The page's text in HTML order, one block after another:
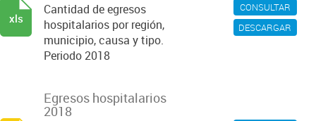
CONSULTAR
DESCARGAR
Cantidad de egresos
hospitalarios por región,
municipio, causa y tipo.
Periodo 2018
xls
Egresos hospitalarios
2018